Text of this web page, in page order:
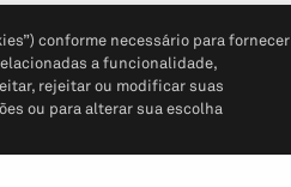
conforme necessário para fornecer
a funcionalidade,
rejeitar ou modificar suas
ou para alterar sua escolha